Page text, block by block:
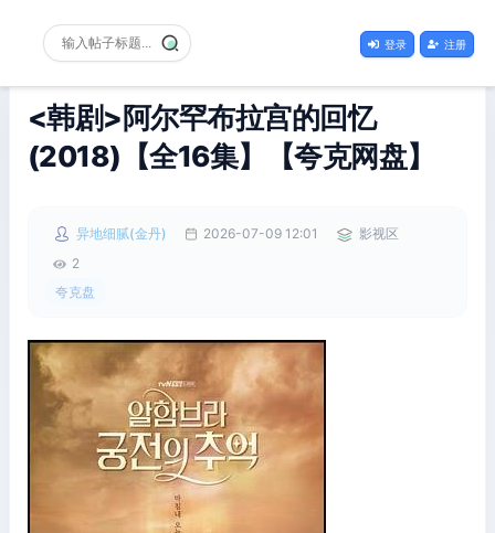
登录 注册
<韩剧>阿尔罕布拉宫的回忆
(2018)【全16集】【夸克网盘】
异地细腻(金丹) 2026-07-09 12:01
影视区
2
夸克盘